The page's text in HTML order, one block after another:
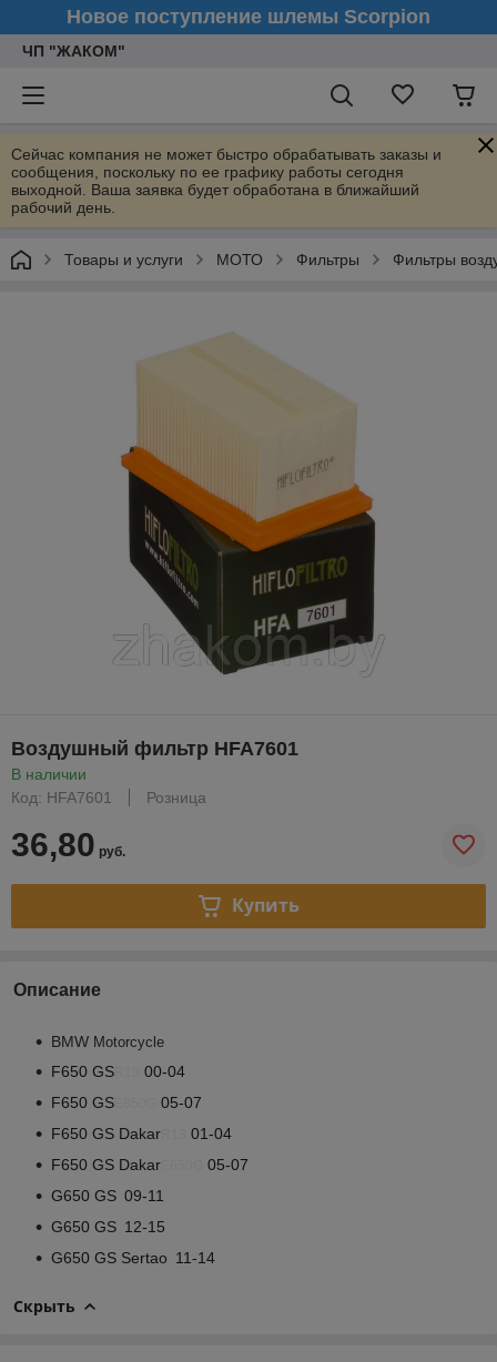
Новое поступление шлемы Scorpion
ЧП "ЖАКОМ"
Сейчас компания не может быстро обрабатывать заказы и
сообщения, поскольку по ее графику работы сегодня
выходной. Ваша заявка будет обработана в ближайший
рабочий день.
Товары и услуги МОТО Фильтры Фильтры
Воздушный фильтр HFA7601
В наличии
Код: HFA7601
Розница
36,80 руб.
Купить
Описание
BMW Motorcycle
F650 GS
00-04
F650 GS
05-07
F650 GS Dakar
01-04
F650 GS Dakar
05-07
G650 GS 09-11
G650 GS 12-15
G650 GS Sertao 11-14
Скрыть